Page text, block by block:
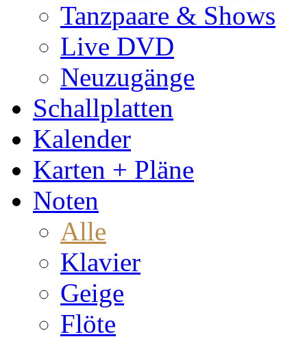
Tanzpaare & Shows
Live DVD
Neuzugänge
Schallplatten
Kalender
Karten + Pläne
Noten
Alle
Klavier
Geige
Flöte